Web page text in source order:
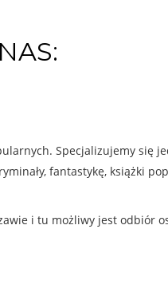
Specjalizujemy się
fantastykę, książki
i tu możliwy jest odbiór